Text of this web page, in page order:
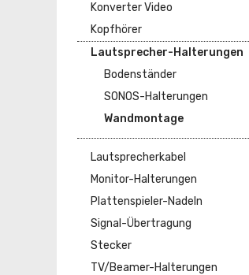
Konverter Video
Kopfhörer
Lautsprecher-Halterungen
Bodenständer
SONOS-Halterungen
Wandmontage
Lautsprecherkabel
Monitor-Halterungen
Plattenspieler-Nadeln
Signal-Übertragung
Stecker
TV/Beamer-Halterungen